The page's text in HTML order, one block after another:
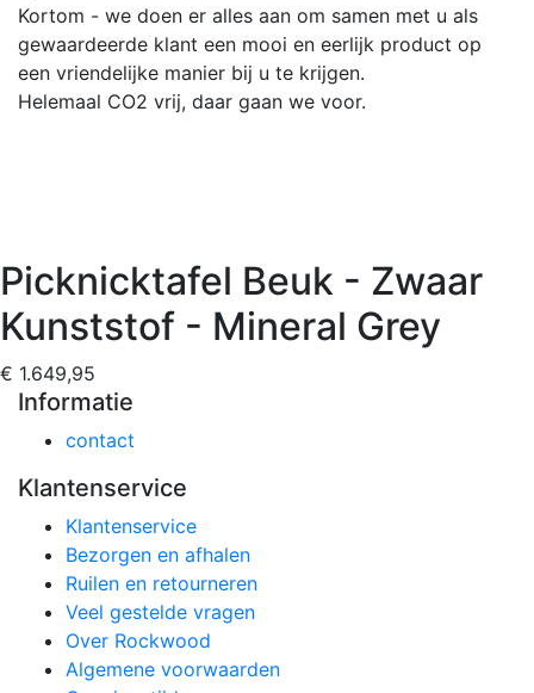
Kortom - we doen er alles aan om samen met u als
gewaardeerde klant een mooi en eerlijk product op
een vriendelijke manier bij u te krijgen.
Helemaal CO2 vrij, daar gaan we voor.
Picknicktafel Beuk - Zwaar
Kunststof - Mineral Grey
€ 1.649,95
Informatie
contact
Klantenservice
Klantenservice
Bezorgen en afhalen
Ruilen en retourneren
Veel gestelde vragen
Over Rockwood
Algemene voorwaarden